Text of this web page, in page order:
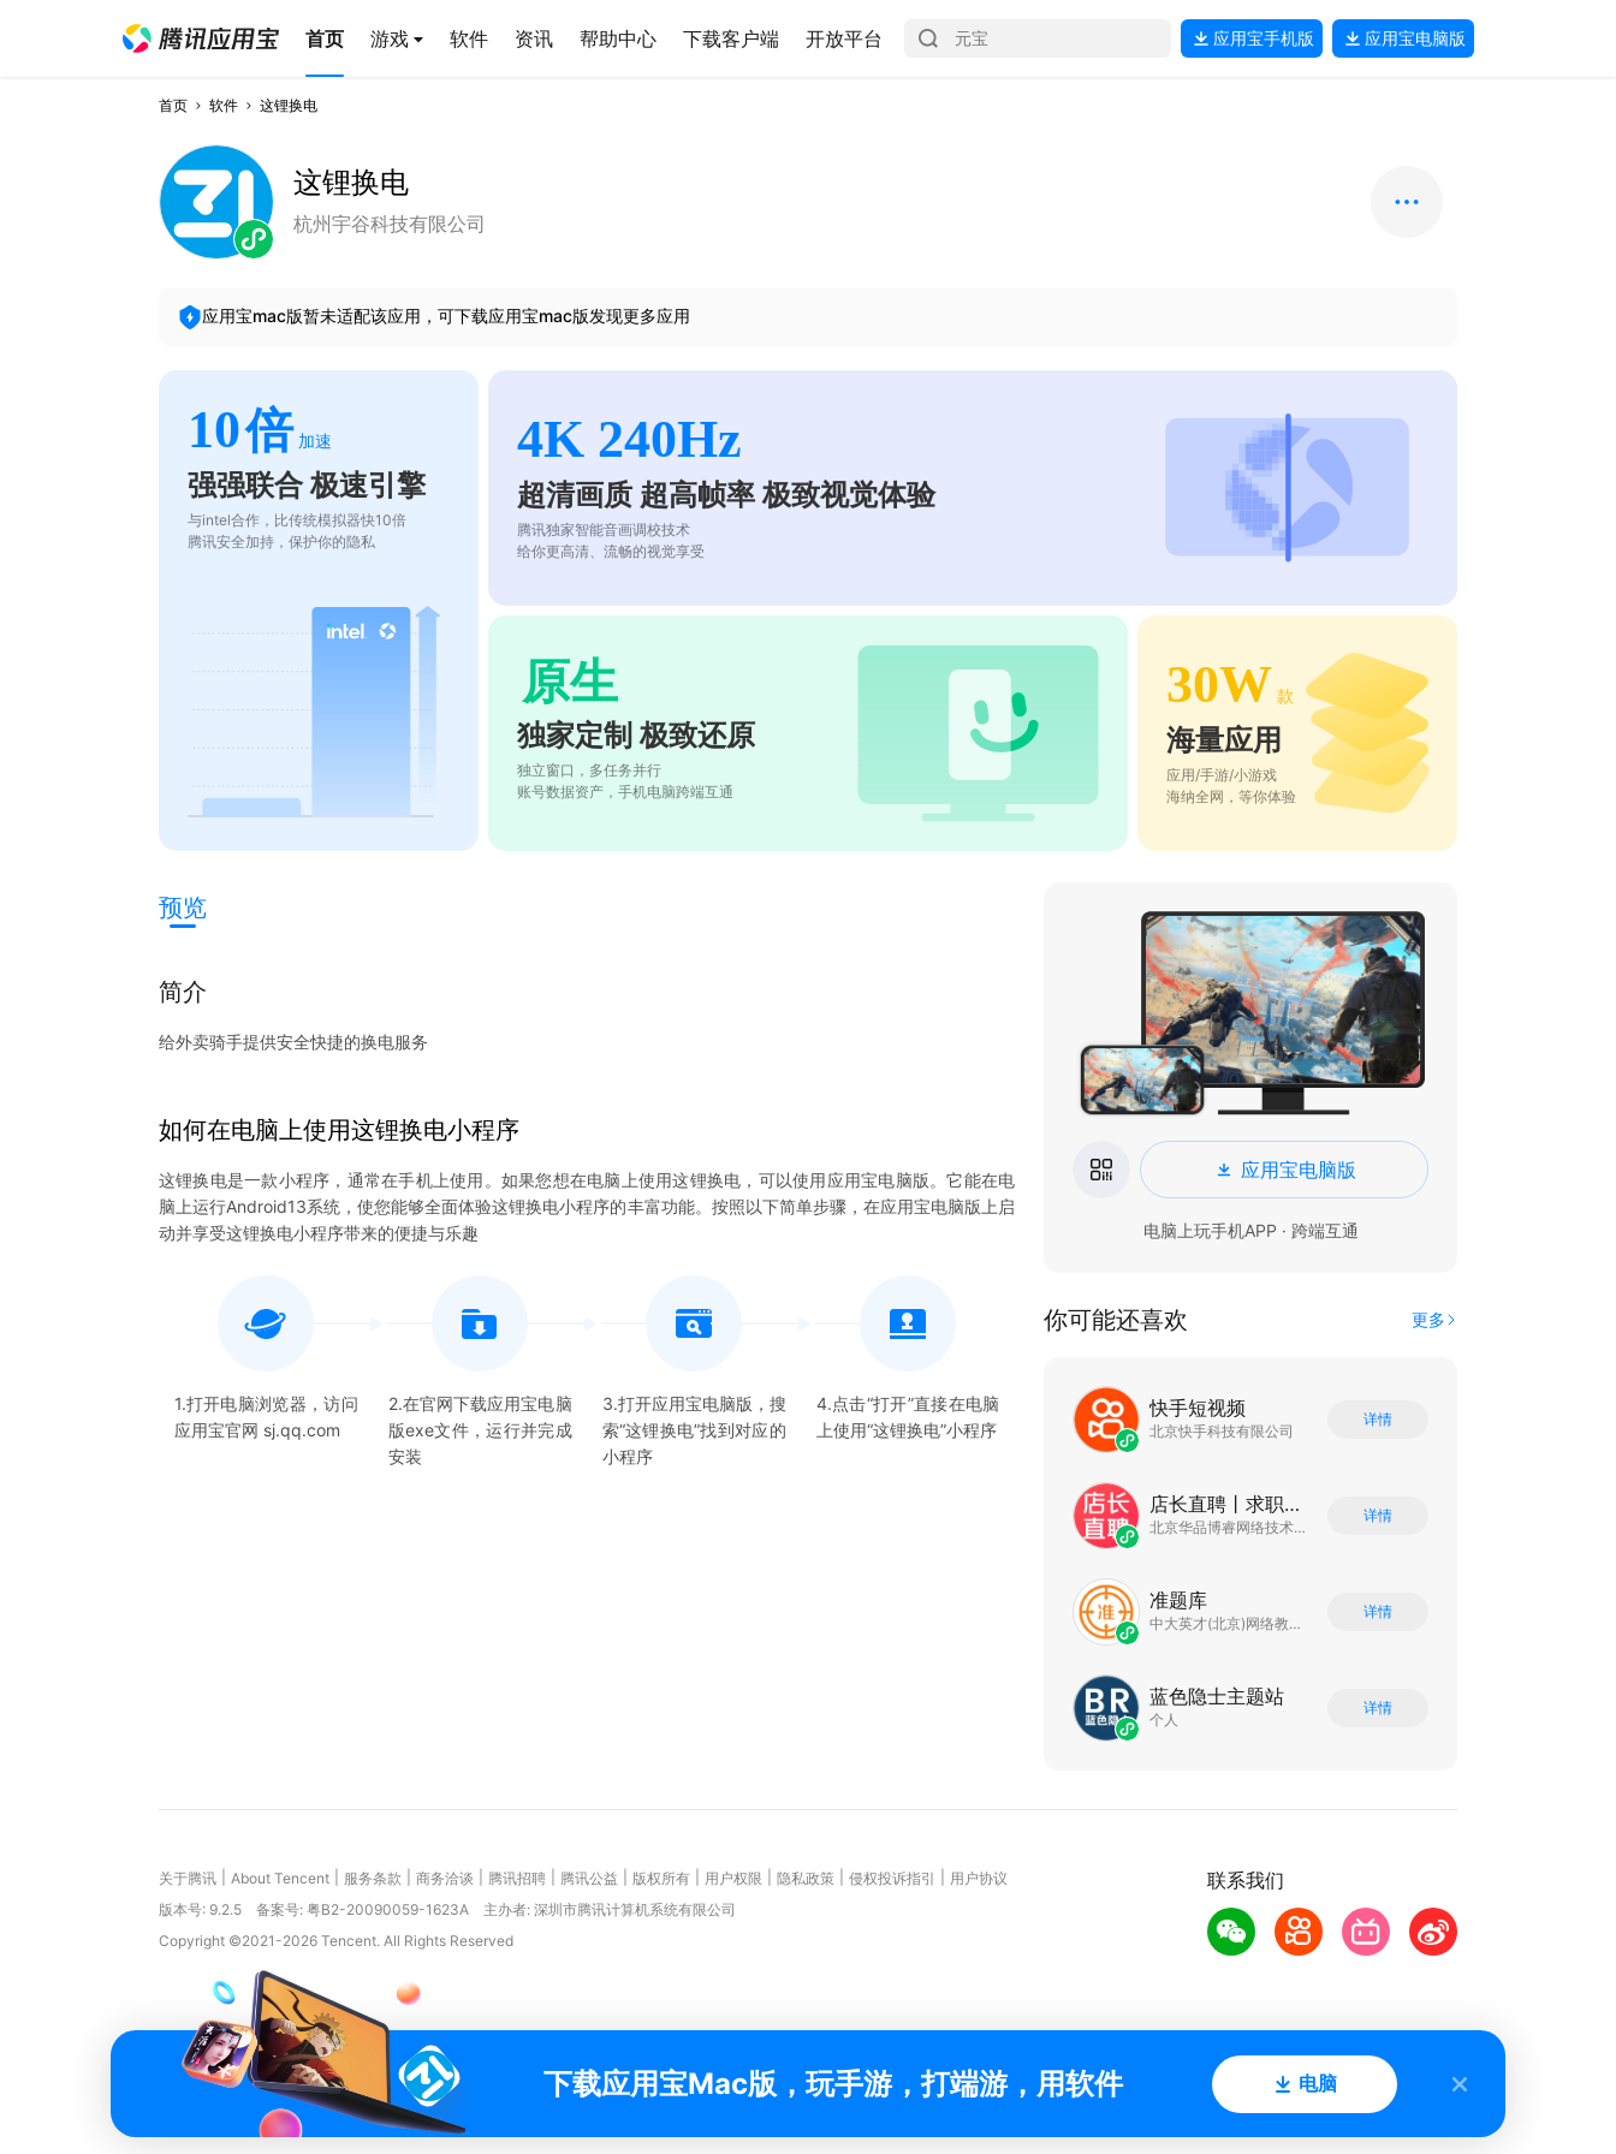
首页 游戏 软件 资讯 帮助中心 下载客户端 开放平台 应用宝手机版 应用宝电脑版
首页 软件 这锂换电
这锂换电
杭州宇谷科技有限公司
应用宝mac版暂未适配该应用，可下载应用宝mac版发现更多应用
10倍 加速
强强联合 极速引擎
与intel合作，比传统模拟器快10倍
腾讯安全加持，保护你的隐私
4K 240Hz
超清画质 超高帧率 极致视觉体验
腾讯独家智能音画调校技术
给你更高清、流畅的视觉享受
原生
独家定制 极致还原
独立窗口，多任务并行
账号数据资产，手机电脑跨端互通
30W 款
海量应用
应用/手游/小游戏
海纳全网，等你体验
预览
简介
给外卖骑手提供安全快捷的换电服务
如何在电脑上使用这锂换电小程序
这锂换电是一款小程序，通常在手机上使用。如果您想在电脑上使用这锂换电，可以使用应用宝电脑版。它能在电
脑上运行Android13系统，使您能够全面体验这锂换电小程序的丰富功能。按照以下简单步骤，在应用宝电脑版上启
动并享受这锂换电小程序带来的便捷与乐趣
1.打开电脑浏览器，访问
应用宝官网 sj.qq.com
2.在官网下载应用宝电脑
版exe文件，运行并完成
安装
3.打开应用宝电脑版，搜
索“这锂换电”找到对应的
小程序
4.点击“打开”直接在电脑
上使用“这锂换电”小程序
应用宝电脑版
电脑上玩手机APP · 跨端互通
你可能还喜欢 更多
快手短视频
北京快手科技有限公司
详情
店长直聘丨求职招聘找工作
北京华品博睿网络技术有限公司
详情
准题库
中大英才(北京)网络教育科技有限公司
详情
蓝色隐士主题站
个人
详情
联系我们
关于腾讯 About Tencent 服务条款 商务洽谈 腾讯招聘 腾讯公益 版权所有 用户权限 隐私政策 侵权投诉指引
用户协议
版本号: 9.2.5 备案号: 粤B2-20090059-1623A
主办者: 深圳市腾讯计算机系统有限公司
Copyright ©2021-2026 Tencent. All Rights Reserved
下载应用宝Mac版，玩手游，打端游，用软件 电脑